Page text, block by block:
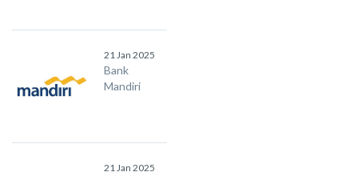
21 Jan 2025
Bank
Mandiri
21 Jan 2025